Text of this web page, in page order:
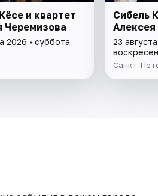
и квартет
Черемизова
2026 • суббота
Сибель
23
Санкт-